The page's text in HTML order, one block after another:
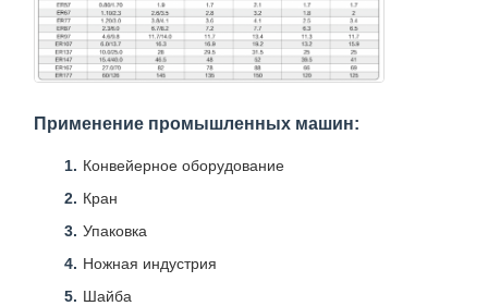
Применение промышленных машин:
Конвейерное оборудование
Кран
Упаковка
Ножная индустрия
Шайба